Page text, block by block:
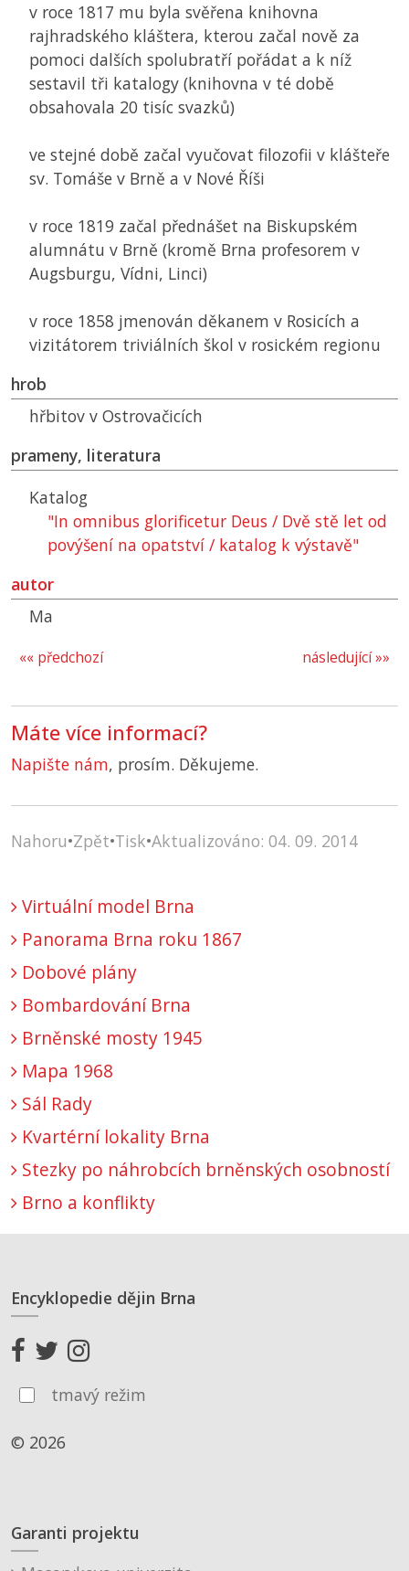
v roce 1817 mu byla svěřena knihovna
rajhradského kláštera, kterou začal nově za
pomoci dalších spolubratří pořádat a k níž
sestavil tři katalogy (knihovna v té době
obsahovala 20 tisíc svazků)
ve stejné době začal vyučovat filozofii v klášteře
sv. Tomáše v Brně a v Nové Říši
v roce 1819 začal přednášet na Biskupském
alumnátu v Brně (kromě Brna profesorem v
Augsburgu, Vídni, Linci)
v roce 1858 jmenován děkanem v Rosicích a
vizitátorem triviálních škol v rosickém regionu
hrob
hřbitov v Ostrovačicích
prameny, literatura
Katalog
"In omnibus glorificetur Deus / Dvě stě let od
povýšení na opatství / katalog k výstavě"
autor
Ma
následující »»
«« předchozí
Máte více informací?
Napište nám, prosím. Děkujeme.
Nahoru•Zpět•Tisk•Aktualizováno: 04. 09. 2014
Virtuální model Brna
Panorama Brna roku 1867
Dobové plány
Bombardování Brna
Brněnské mosty 1945
Mapa 1968
Sál Rady
Kvartérní lokality Brna
Stezky po náhrobcích brněnských osobností
Brno a konflikty
Encyklopedie dějin Brna
tmavý režim
© 2026
Garanti projektu